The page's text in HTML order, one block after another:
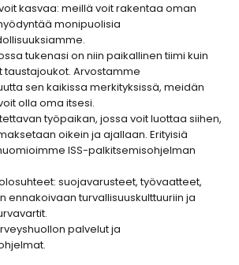
kasvaa: meillä voit rakentaa oman
monipuolisia
tukenasi on niin paikallinen tiimi kuin
taustajoukot. Arvostamme
sen kaikissa merkityksissä, meidän
olla oma itsesi.
työpaikan, jossa voit luottaa siihen,
oikein ja ajallaan. Erityisiä
ISS-palkitsemisohjelman
suojavarusteet, työvaatteet,
ennakoivaan turvallisuuskulttuuriin ja
palvelut ja